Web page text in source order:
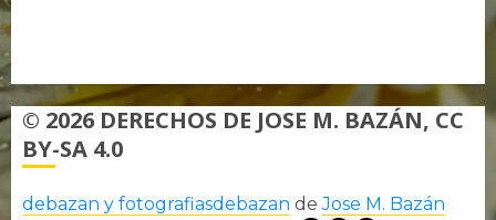
© 2026 DERECHOS DE JOSE M. BAZÁN, CC
BY-SA 4.0
debazan y fotografiasdebazan deJose M. Bazán